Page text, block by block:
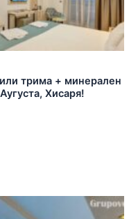
трима + минерален
Хисаря!